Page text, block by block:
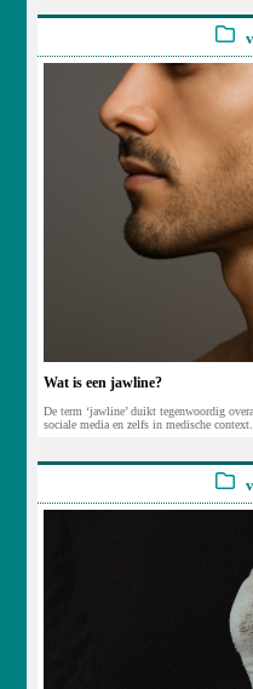
Wat is een jawline?
De term ‘jawline’ duikt tegenwoordig
sociale media en zelfs in medische